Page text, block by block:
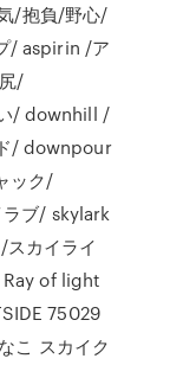
/抱負/野心/
/ aspirin /ア
/
/ downhill /
/ downpour
ック/
ブ/ skylark
カイライ
Ray of light
75029
こ スカイク